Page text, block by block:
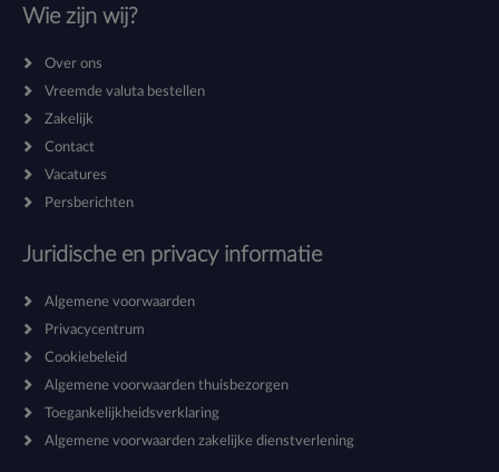
Wie zijn wij?
Over ons
Vreemde valuta bestellen
Zakelijk
Contact
Vacatures
Persberichten
Juridische en privacy informatie
Algemene voorwaarden
Privacycentrum
Cookiebeleid
Algemene voorwaarden thuisbezorgen
Toegankelijkheidsverklaring
Algemene voorwaarden zakelijke dienstverlening